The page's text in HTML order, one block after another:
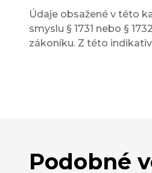
Údaje obsažené v této
smyslu § 1731 nebo §
zákoníku. Z této
Podobné